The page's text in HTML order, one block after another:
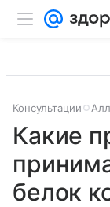
Консультации
Какие
белок